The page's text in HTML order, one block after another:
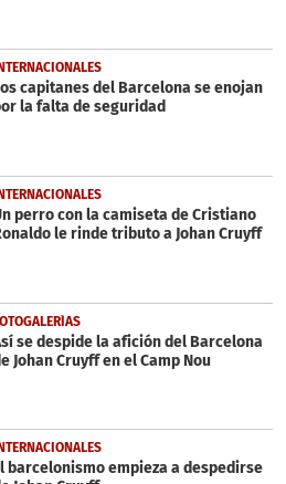
INTERNACIONALES
capitanes del Barcelona se enojan
la falta de seguridad
INTERNACIONALES
perro con la camiseta de Cristiano
le rinde tributo a Johan Cruyff
se despide la afición del Barcelona
Johan Cruyff en el Camp Nou
INTERNACIONALES
barcelonismo empieza a despedirse